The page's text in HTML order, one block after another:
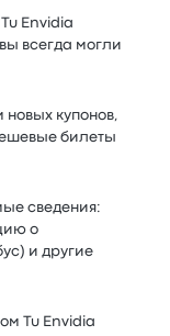
Envidia
всегда могли
новых купонов,
билеты
сведения:
о
и другие
Tu Envidia